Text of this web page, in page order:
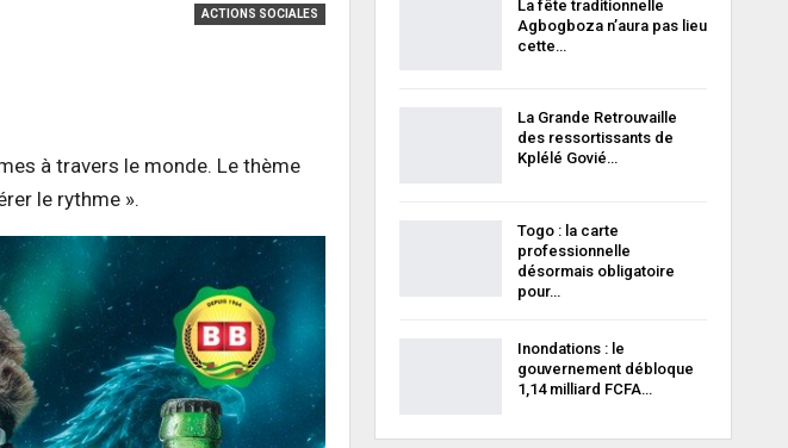
ACTIONS SOCIALES
à travers le monde. Le thème
le rythme ».
La fête traditionnelle
Agbogboza n’aura pas lieu
cette…
La Grande Retrouvaille
des ressortissants de
Kplélé Govié…
Togo : la carte
professionnelle
désormais obligatoire
pour…
Inondations : le
gouvernement débloque
1,14 milliard FCFA…